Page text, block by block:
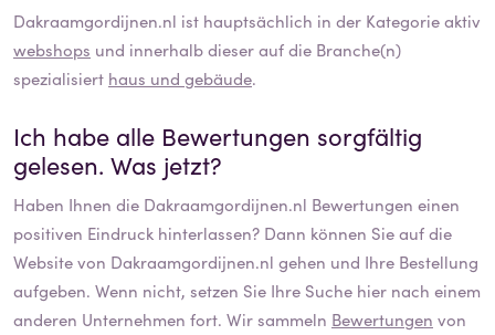
Dakraamgordijnen.nl ist hauptsächlich in der Kategorie aktiv
webshops und innerhalb dieser auf die Branche(n)
spezialisiert haus und gebäude.
Ich habe alle Bewertungen sorgfältig
gelesen. Was jetzt?
Haben Ihnen die Dakraamgordijnen.nl Bewertungen einen
positiven Eindruck hinterlassen? Dann können Sie auf die
Website von Dakraamgordijnen.nl gehen und Ihre Bestellung
aufgeben. Wenn nicht, setzen Sie Ihre Suche hier nach einem
anderen Unternehmen fort. Wir sammeln Bewertungen von